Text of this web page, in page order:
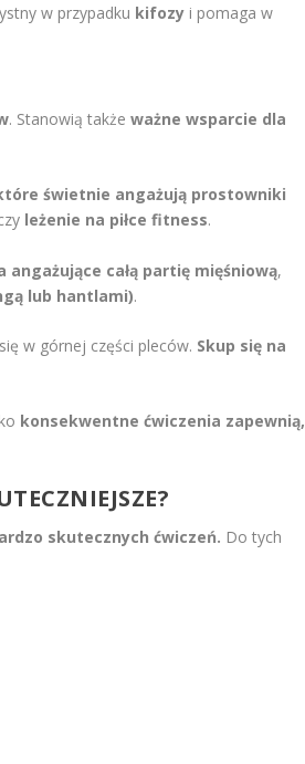
w przypadku kifozy i pomaga w
. Stanowią takżeważne wsparcie dla
świetnie angażują prostowniki
leżenie na piłce fitness.
całą partię mięśniową,
lub hantlami).
w górnej części pleców. Skup się na
konsekwentne ćwiczenia zapewnią,
skutecznych ćwiczeń. Do tych